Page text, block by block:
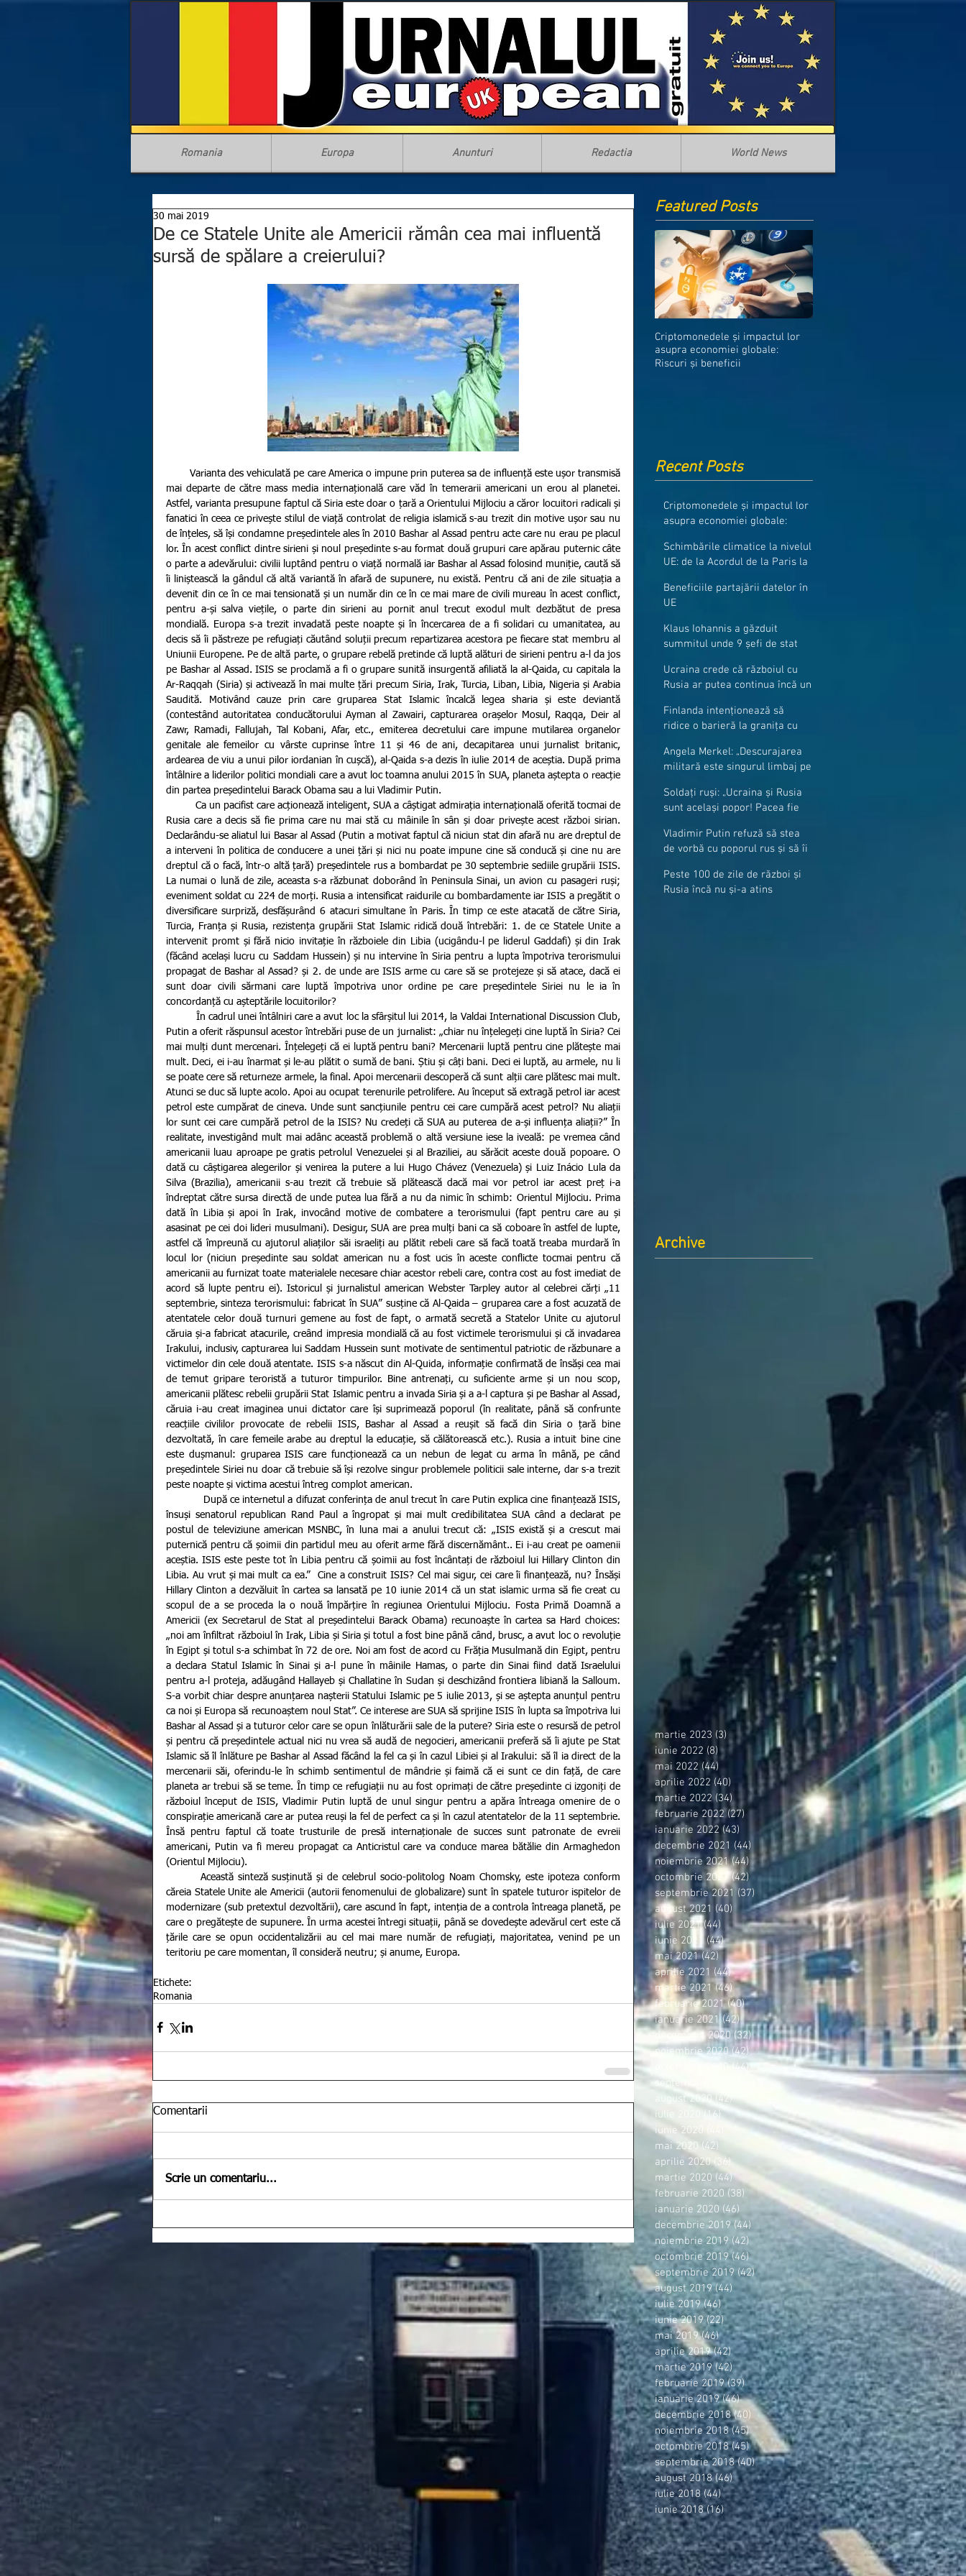
Romania Europa Anunturi Redactia World News
De ce Statele Unite ale Americii rămân cea mai influentă
sursă de spălare a creierului?
30 mai 2019
        Varianta des vehiculată pe care America o impune prin puterea sa de influență este ușor transmisă
mai departe de către mass media internațională care văd în temerarii americani un erou al planetei.
Astfel, varianta presupune faptul că Siria este doar o țară a Orientului Mijlociu a căror locuitori radicali și
fanatici în ceea ce privește stilul de viață controlat de religia islamică s-au trezit din motive ușor sau nu
de înțeles, să își condamne președintele ales în 2010 Bashar al Assad pentru acte care nu erau pe placul
lor. În acest conflict dintre sirieni și noul președinte s-au format două grupuri care apărau puternic câte
o parte a adevărului: civilii luptând pentru o viață normală iar Bashar al Assad folosind muniție, caută să
îi liniștească la gândul că altă variantă în afară de supunere, nu există. Pentru că ani de zile situația a
devenit din ce în ce mai tensionată și un număr din ce în ce mai mare de civili mureau în acest conflict,
pentru a-și salva viețile, o parte din sirieni au pornit anul trecut exodul mult dezbătut de presa
mondială. Europa s-a trezit invadată peste noapte și în încercarea de a fi solidari cu umanitatea, au
decis să îi păstreze pe refugiați căutând soluții precum repartizarea acestora pe fiecare stat membru al
Uniunii Europene. Pe de altă parte, o grupare rebelă pretinde că luptă alături de sirieni pentru a-l da jos
pe Bashar al Assad. ISIS se proclamă a fi o grupare sunită insurgentă afiliată la al-Qaida, cu capitala la
Ar-Raqqah (Siria) și activează în mai multe țări precum Siria, Irak, Turcia, Liban, Libia, Nigeria și Arabia
Saudită. Motivând cauze prin care gruparea Stat Islamic încalcă legea sharia și este deviantă
(contestând autoritatea conducătorului Ayman al Zawairi, capturarea orașelor Mosul, Raqqa, Deir al
Zawr, Ramadi, Fallujah, Tal Kobani, Afar, etc., emiterea decretului care impune mutilarea organelor
genitale ale femeilor cu vârste cuprinse între 11 și 46 de ani, decapitarea unui jurnalist britanic,
ardearea de viu a unui pilor iordanian în cușcă), al-Qaida s-a dezis în iulie 2014 de aceștia. După prima
întâlnire a liderilor politici mondiali care a avut loc toamna anului 2015 în SUA, planeta aștepta o reacție
din partea președintelui Barack Obama sau a lui Vladimir Putin.
Rusia care a decis să fie prima care nu mai stă cu mâinile în sân și doar privește acest război sirian.
Declarându-se aliatul lui Basar al Assad (Putin a motivat faptul că niciun stat din afară nu are dreptul de
a interveni în politica de conducere a unei țări și nici nu poate impune cine să conducă și cine nu are
dreptul că o facă, într-o altă țară) președintele rus a bombardat pe 30 septembrie sediile grupării ISIS.
La numai o lună de zile, aceasta s-a răzbunat doborând în Peninsula Sinai, un avion cu pasageri ruși;
eveniment soldat cu 224 de morți. Rusia a intensificat raidurile cu bombardamente iar ISIS a pregătit o
diversificare surpriză, desfășurând 6 atacuri simultane în Paris. În timp ce este atacată de către Siria,
Turcia, Franța și Rusia, rezistența grupării Stat Islamic ridică două întrebări: 1. de ce Statele Unite a
intervenit promt și fără nicio invitație în războiele din Libia (ucigându-l pe liderul Gaddafi) și din Irak
(făcând același lucru cu Saddam Hussein) și nu intervine în Siria pentru a lupta împotriva terorismului
propagat de Bashar al Assad? și 2. de unde are ISIS arme cu care să se protejeze și să atace, dacă ei
sunt doar civili sărmani care luptă împotriva unor ordine pe care președintele Siriei nu le ia în
concordanță cu așteptările locuitorilor?
Putin a oferit răspunsul acestor întrebări puse de un jurnalist: „chiar nu înțelegeți cine luptă în Siria? Cei
mai mulți dunt mercenari. Înțelegeți că ei luptă pentru bani? Mercenarii luptă pentru cine plătește mai
mult. Deci, ei i-au înarmat și le-au plătit o sumă de bani. Știu și câți bani. Deci ei luptă, au armele, nu li
se poate cere să returneze armele, la final. Apoi mercenarii descoperă că sunt alții care plătesc mai mult.
Atunci se duc să lupte acolo. Apoi au ocupat terenurile petrolifere. Au început să extragă petrol iar acest
petrol este cumpărat de cineva. Unde sunt sancțiunile pentru cei care cumpără acest petrol? Nu aliații
lor sunt cei care cumpără petrol de la ISIS? Nu credeți că SUA au puterea de a-și influența aliații?” În
realitate, investigând mult mai adânc această problemă o altă versiune iese la iveală: pe vremea când
americanii luau aproape pe gratis petrolul Venezuelei și al Braziliei, au sărăcit aceste două popoare. O
dată cu câștigarea alegerilor și venirea la putere a lui Hugo Chávez (Venezuela) și Luiz Inácio Lula da
Silva (Brazilia), americanii s-au trezit că trebuie să plătească dacă mai vor petrol iar acest preț i-a
îndreptat către sursa directă de unde putea lua fără a nu da nimic în schimb: Orientul Mijlociu. Prima
dată în Libia și apoi în Irak, invocând motive de combatere a terorismului (fapt pentru care au și
asasinat pe cei doi lideri musulmani). Desigur, SUA are prea mulți bani ca să coboare în astfel de lupte,
astfel că împreună cu ajutorul aliaților săi israeliți au plătit rebeli care să facă toată treaba murdară în
locul lor (niciun președinte sau soldat american nu a fost ucis în aceste conflicte tocmai pentru că
americanii au furnizat toate materialele necesare chiar acestor rebeli care, contra cost au fost imediat de
acord să lupte pentru ei). Istoricul și jurnalistul american Webster Tarpley autor al celebrei cărți „11
septembrie, sinteza terorismului: fabricat în SUA” susține că Al-Qaida – gruparea care a fost acuzată de
atentatele celor două turnuri gemene au fost de fapt, o armată secretă a Statelor Unite cu ajutorul
căruia și-a fabricat atacurile, creând impresia mondială că au fost victimele terorismului și că invadarea
Irakului, inclusiv, capturarea lui Saddam Hussein sunt motivate de sentimentul patriotic de răzbunare a
victimelor din cele două atentate. ISIS s-a născut din Al-Quida, informație confirmată de însăși cea mai
de temut gripare teroristă a tuturor timpurilor. Bine antrenați, cu suficiente arme și un nou scop,
americanii plătesc rebelii grupării Stat Islamic pentru a invada Siria și a a-l captura și pe Bashar al Assad,
căruia i-au creat imaginea unui dictator care își suprimează poporul (în realitate, până să confrunte
reacțiile civililor provocate de rebelii ISIS, Bashar al Assad a reușit să facă din Siria o țară bine
dezvoltată, în care femeile arabe au dreptul la educație, să călătorească etc.). Rusia a intuit bine cine
este dușmanul: gruparea ISIS care funcționează ca un nebun de legat cu arma în mână, pe când
președintele Siriei nu doar că trebuie să își rezolve singur problemele politicii sale interne, dar s-a trezit
peste noapte și victima acestui întreg complot american.
însuși senatorul republican Rand Paul a îngropat și mai mult credibilitatea SUA când a declarat pe
postul de televiziune american MSNBC, în luna mai a anului trecut că: „ISIS există și a crescut mai
puternică pentru că șoimii din partidul meu au oferit arme fără discernământ.. Ei i-au creat pe oamenii
aceștia. ISIS este peste tot în Libia pentru că șoimii au fost încântați de războiul lui Hillary Clinton din
Libia. Au vrut și mai mult ca ea.”  Cine a construit ISIS? Cel mai sigur, cei care îi finanțează, nu? Însăși
Hillary Clinton a dezvăluit în cartea sa lansată pe 10 iunie 2014 că un stat islamic urma să fie creat cu
scopul de a se proceda la o nouă împărțire în regiunea Orientului Mijlociu. Fosta Primă Doamnă a
Americii (ex Secretarul de Stat al președintelui Barack Obama) recunoaște în cartea sa Hard choices:
„noi am înfiltrat războiul în Irak, Libia și Siria și totul a fost bine până când, brusc, a avut loc o revoluție
în Egipt și totul s-a schimbat în 72 de ore. Noi am fost de acord cu Frăția Musulmană din Egipt, pentru
a declara Statul Islamic în Sinai și a-l pune în mâinile Hamas, o parte din Sinai fiind dată Israelului
pentru a-l proteja, adăugând Hallayeb și Challatine în Sudan și deschizând frontiera libiană la Salloum.
S-a vorbit chiar despre anunțarea nașterii Statului Islamic pe 5 iulie 2013, și se aștepta anunțul pentru
ca noi și Europa să recunoaștem noul Stat”. Ce interese are SUA să sprijine ISIS în lupta sa împotriva lui
Bashar al Assad și a tuturor celor care se opun înlăturării sale de la putere? Siria este o resursă de petrol
și pentru că președintele actual nici nu vrea să audă de negocieri, americanii preferă să îi ajute pe Stat
Islamic să îl înlăture pe Bashar al Assad făcând la fel ca și în cazul Libiei și al Irakului: să îl ia direct de la
mercenarii săi, oferindu-le în schimb sentimentul de mândrie și faimă că ei sunt ce din față, de care
planeta ar trebui să se teme. În timp ce refugiații nu au fost oprimați de către președinte ci izgoniți de
războiul început de ISIS, Vladimir Putin luptă de unul singur pentru a apăra întreaga omenire de o
conspirație americană care ar putea reuși la fel de perfect ca și în cazul atentatelor de la 11 septembrie.
Însă pentru faptul că toate trusturile de presă internaționale de succes sunt patronate de evreii
americani, Putin va fi mereu propagat ca Anticristul care va conduce marea bătălie din Armaghedon
(Orientul Mijlociu).
căreia Statele Unite ale Americii (autorii fenomenului de globalizare) sunt în spatele tuturor ispitelor de
modernizare (sub pretextul dezvoltării), care ascund în fapt, intenția de a controla întreaga planetă, pe
care o pregătește de supunere. În urma acestei întregi situații, până se dovedește adevărul cert este că
țările care se opun occidentalizării au cel mai mare număr de refugiați, majoritatea, venind pe un
teritoriu pe care momentan, îl consideră neutru; și anume, Europa.
Etichete:
Romania
Comentarii
Scrie un comentariu...
Featured Posts
Criptomonedele și impactul lor
asupra economiei globale:
Riscuri și beneficii
Recent Posts
Criptomonedele și impactul lor
asupra economiei globale:
Schimbările climatice la nivelul
UE: de la Acordul de la Paris la
Beneficiile partajării datelor în
UE
Klaus Iohannis a găzduit
summitul unde 9 șefi de stat
granițe
Ucraina crede că războiul cu
Rusia ar putea continua încă un
Finlanda intenționează să
ridice o barieră la granița cu
Angela Merkel: „Descurajarea
militară este singurul limbaj pe
Soldați ruși: „Ucraina și Rusia
sunt același popor! Pacea fie
Vladimir Putin refuză să stea
de vorbă cu poporul rus și să îi
Peste 100 de zile de război și
Rusia încă nu și-a atins
Archive
martie 2023 (3) 3 postări
iunie 2022 (8)8 postări
mai 2022 (44) 44 postări
aprilie 2022 (40) 40 postări
martie 2022 (34)34 postări
februarie 2022 (27) 27 postări
ianuarie 2022 (43) 43 postări
decembrie 2021 (44) 44 postări
noiembrie 2021 (44) 44 postări
octombrie 2021 (42)42 postări
septembrie 2021 (37) 37 postări
august 2021 (40) 40 postări
iulie 2021 (44) 44 postări
iunie 2021
(44)44 postări
mai 2021 (42) 42 postări
aprilie 2021 (44)44 postări
martie 2021 (46)46 postări
februarie 2021 (40)40 postări
ianuarie 2021 (42) 42 postări
decembrie 2020 (32)32 postări
noiembrie 2020 (42)42 postări
octombrie 2020 (44) 44 postări
septembrie 2020
44 postări
august 2020 (42)42 postări
iulie 2020
(16) 16 postări
iunie 2020
44 postări
mai 2020 (42)
aprilie 2020 (36)36 postări
martie 2020 (44)44 postări
februarie 2020 (38) 38 postări
ianuarie 2020 (46) 46 postări
decembrie 2019 (44) 44 postări
noiembrie 2019 (42)42 postări
octombrie 2019 (46)46 postări
septembrie 2019 (42)42 postări
august 2019 (44)44 postări
iulie 2019 (46)46 postări
iunie 2019 (22)22 postări
mai 2019 (46)46 postări
aprilie 2019 (42)42 postări
martie 2019 (42)42 postări
februarie 2019 (39)39 postări
ianuarie 2019 (46)46 postări
decembrie 2018 (40) 40 postări
noiembrie 2018 (45)45 postări
octombrie 2018 (45)45 postări
septembrie 2018 (40)40 postări
august 2018 (46)46 postări
iulie 2018 (44)44 postări
iunie 2018 (16)16 postări